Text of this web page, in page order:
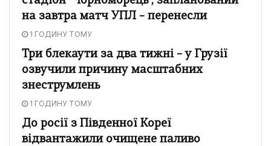
на завтра матч УПЛ – перенесли
1 ГОДИНУ ТОМУ
Три блекаути за два тижні – у Грузії
озвучили причину масштабних
знеструмлень
1 ГОДИНУ ТОМУ
До росії з Південної Кореї
відвантажили очищене паливо